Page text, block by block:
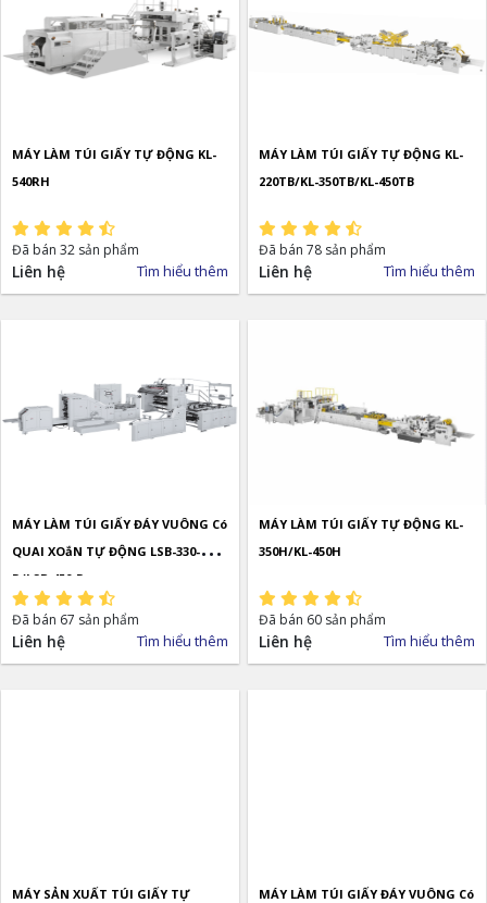
MÁY LÀM TÚI GIẤY TỰ ĐỘNG KL-
540RH
Đã bán 32 sản phẩm
Liên hệ Tìm hiểu thêm
MÁY LÀM TÚI GIẤY TỰ ĐỘNG KL-
220TB/KL-350TB/KL-450TB
Đã bán 78 sản phẩm
Liên hệ Tìm hiểu thêm
MÁY LÀM TÚI GIẤY ĐÁY VUÔNG Có
QUAI XOắN TỰ ĐỘNG LSB-330-
R/LSB-450-R
Đã bán 67 sản phẩm
Liên hệ Tìm hiểu thêm
MÁY LÀM TÚI GIẤY TỰ ĐỘNG KL-
350H/KL-450H
Đã bán 60 sản phẩm
Liên hệ Tìm hiểu thêm
MÁY SẢN XUẤT TÚI GIẤY TỰ
MÁY LÀM TÚI GIẤY ĐÁY VUÔNG Có